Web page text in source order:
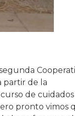
partir de la
de cuidados
pronto vimos